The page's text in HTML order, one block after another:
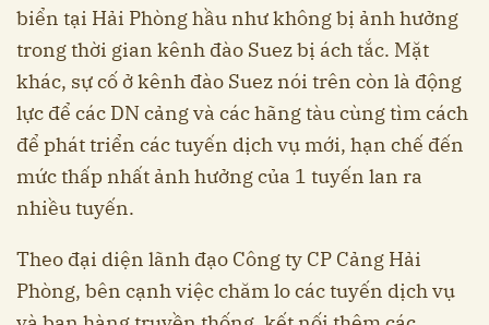
biển tại Hải Phòng hầu như không bị ảnh hưởng
trong thời gian kênh đào Suez bị ách tắc. Mặt
khác, sự cố ở kênh đào Suez nói trên còn là động
lực để các DN cảng và các hãng tàu cùng tìm cách
để phát triển các tuyến dịch vụ mới, hạn chế đến
mức thấp nhất ảnh hưởng của 1 tuyến lan ra
nhiều tuyến.
Theo đại diện lãnh đạo Công ty CP Cảng Hải
Phòng, bên cạnh việc chăm lo các tuyến dịch vụ